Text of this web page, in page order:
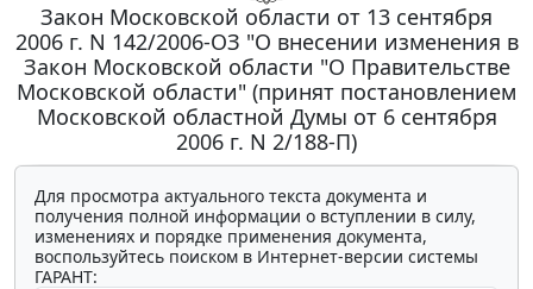
Закон Московской области от 13 сентября
2006 г. N 142/2006-ОЗ "О внесении изменения в
Закон Московской области "О Правительстве
Московской области" (принят постановлением
Московской областной Думы от 6 сентября
2006 г. N 2/188-П)
Для просмотра актуального текста документа и
получения полной информации о вступлении в силу,
изменениях и порядке применения документа,
воспользуйтесь поиском в Интернет-версии системы
ГАРАНТ: